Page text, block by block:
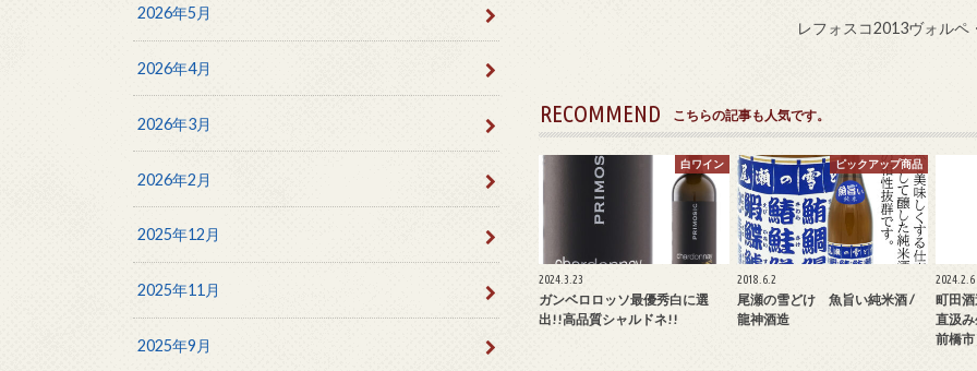
レフォスコ2013ヴォル
RECOMMEND こちらの記事も人気です。
白ワイン
2024.3.23
ガンベロロッソ最優秀白に選
出!!高品質シャルドネ!!
ピックアップ商品
2018.6.2
尾瀬の雪どけ 魚旨い純米酒 /
龍神酒造
2024.2.6
町田
直汲
前橋
2026年5月
2026年4月
2026年3月
2026年2月
2025年12月
2025年11月
2025年9月